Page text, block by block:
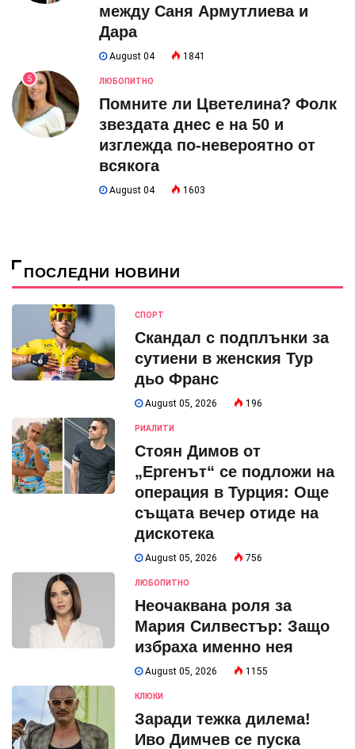
между Саня Армутлиева и
Дара
August 04 1841
5 ЛЮБОПИТНО
Помните ли Цветелина? Фолк
звездата днес е на 50 и
изглежда по-невероятно от
всякога
August 04 1603
ПОСЛЕДНИ НОВИНИ
СПОРТ
Скандал с подплънки за
сутиени в женския Тур
дьо Франс
August 05, 2026 196
РИАЛИТИ
Стоян Димов от
„Ергенът“ се подложи на
операция в Турция: Още
същата вечер отиде на
дискотека
August 05, 2026 756
ЛЮБОПИТНО
Неочаквана роля за
Мария Силвестър: Защо
избраха именно нея
August 05, 2026 1155
КЛЮКИ
Заради тежка дилема!
Иво Димчев се пуска